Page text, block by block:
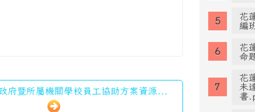
府暨所屬機關學校員工協助方案資源...
花
編
花
命
花
未
書